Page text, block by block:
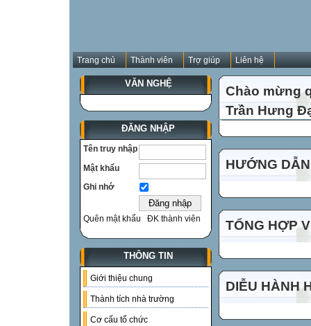
Trang chủ Thành viên Trợ giúp Liên hệ
VĂN NGHỆ
ĐĂNG NHẬP
Tên truy nhập
Mật khẩu
Ghi nhớ
Quên mật khẩu ĐK thành viên
THÔNG TIN
Giới thiệu chung
Thành tích nhà trường
Cơ cấu tổ chức
Chào mừng
Trần Hưng
HƯỚNG
TỔNG HỢP
DIỄU HÀNH